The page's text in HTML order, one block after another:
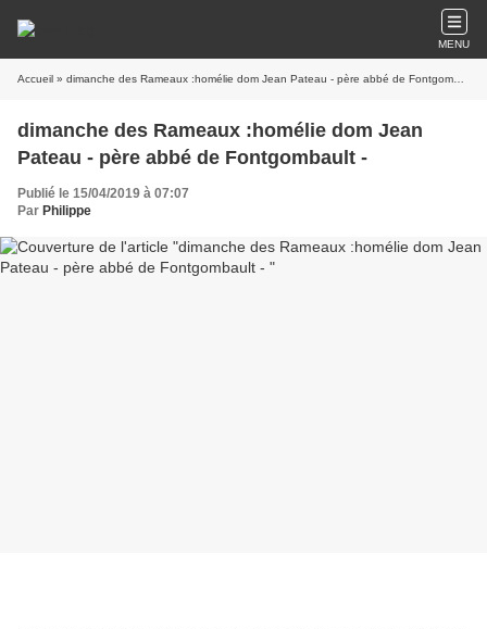
MENU
Accueil » dimanche des Rameaux :homélie dom Jean Pateau - père abbé de Fontgombault -
dimanche des Rameaux :homélie dom Jean
Pateau - père abbé de Fontgombault -
Publié le 15/04/2019 à 07:07
Par Philippe